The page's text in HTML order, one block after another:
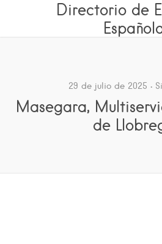
Directorio de
29 de julio de 2025
Masegara,
de